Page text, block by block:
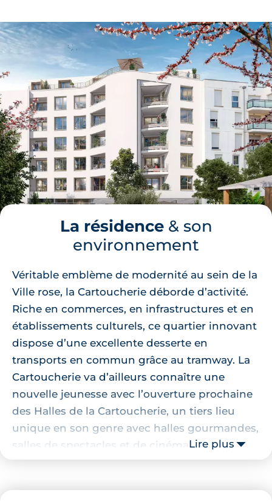
La résidence& son
environnement
Véritable emblème de modernité au sein de la
Ville rose, la Cartoucherie déborde d’activité.
Riche en commerces, en infrastructures et en
établissements culturels, ce quartier innovant
dispose d’une excellente desserte en
transports en commun grâce au tramway. La
Cartoucherie va d’ailleurs connaître une
nouvelle jeunesse avec l’ouverture prochaine
des Halles de la Cartoucherie, un tiers lieu
unique en son genre avec halles gourmandes,
salles de spectacles et de cinéma,
équipements sportifs et espaces de travail.
Localisation de la résidence
Lire plus